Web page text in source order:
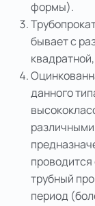
формы).
бывает с
данного
проводится
трубный
период